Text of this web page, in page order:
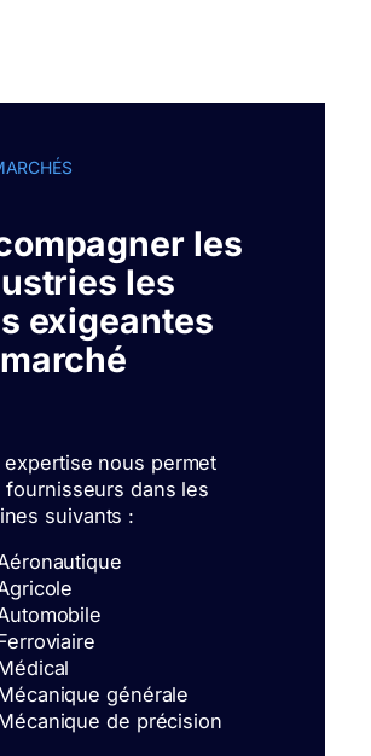
les
les
exigeantes
expertise nous permet
fournisseurs dans les
suivants :
générale
de précision